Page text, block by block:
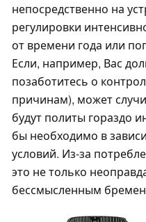
непосредственно на
регулировки
от времени года или
Если, например, Вас
позаботитесь о
причинам), может
будут политы гораздо
бы необходимо в
условий. Из-за
это не только
бессмысленным